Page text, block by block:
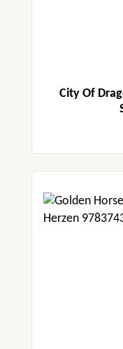
City Of